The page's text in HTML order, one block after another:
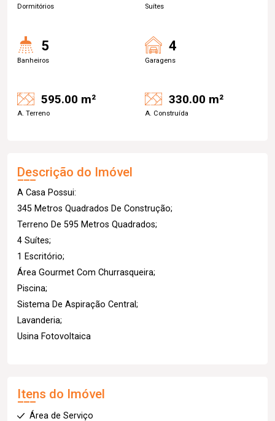
Dormitórios Suítes
5
Banheiros
4
Garagens
595.00 m²
A. Terreno
330.00 m²
A. Construída
Descrição do Imóvel
A Casa Possui:
345 Metros Quadrados De Construção;
Terreno De 595 Metros Quadrados;
4 Suítes;
1 Escritório;
Área Gourmet Com Churrasqueira;
Piscina;
Sistema De Aspiração Central;
Lavanderia;
Usina Fotovoltaica
Itens do Imóvel
Área de Serviço